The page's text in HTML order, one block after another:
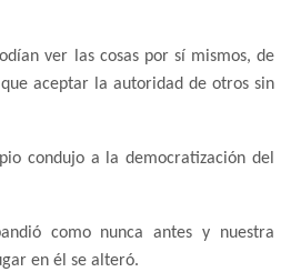
ver las cosas por sí mismos, de
aceptar la autoridad de otros sin
condujo a la democratización del
como nunca antes y nuestra
en él se alteró.